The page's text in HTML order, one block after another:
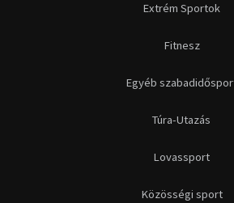
Extrém Sportok
Fitnesz
Egyéb
Túra-Utazás
Lovassport
Közösségi sport